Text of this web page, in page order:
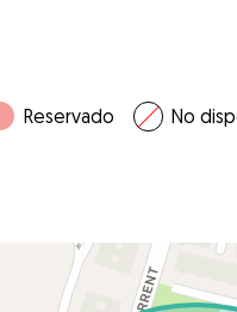
Reservado No